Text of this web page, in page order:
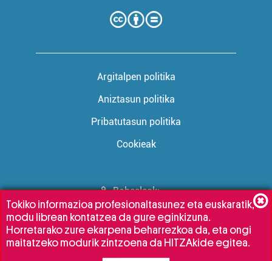
Argitalpen politika
Aniztasun politika
Pribatutasun politika
Cookieak
Babesleak:
Tokiko informazioa profesionaltasunez eta euskaratik,
modu librean kontatzea da gure eginkizuna.
Horretarako zure ekarpena beharrezkoa da, eta ongi
maitatzeko modurik zintzoena da HITZAkide egitea.